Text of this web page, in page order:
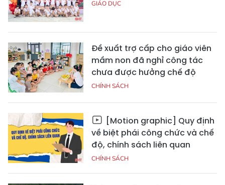
GIÁO DỤC
Đề xuất trợ cấp cho giáo viên
mầm non đã nghỉ công tác
chưa được hưởng chế độ
CHÍNH SÁCH
[Motion graphic] Quy định
về biệt phái công chức và chế
độ, chính sách liên quan
CHÍNH SÁCH